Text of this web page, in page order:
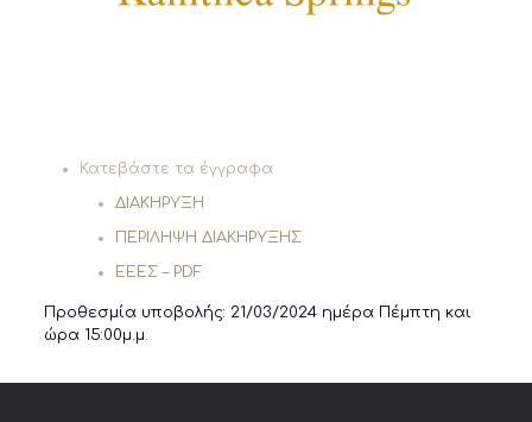
Κατεβάστε τα έγγραφα
ΔΙΑΚΗΡΥΞΗ
ΠΕΡΙΛΗΨΗ ΔΙΑΚΗΡΥΞΗΣ
EEEΣ – PDF
Προθεσμία υποβολής: 21/03/2024 ημέρα Πέμπτη και
ώρα 15:00μ.μ.